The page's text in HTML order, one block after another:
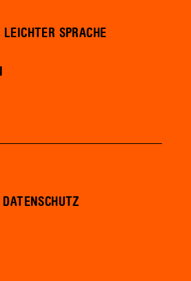
SPRACHE